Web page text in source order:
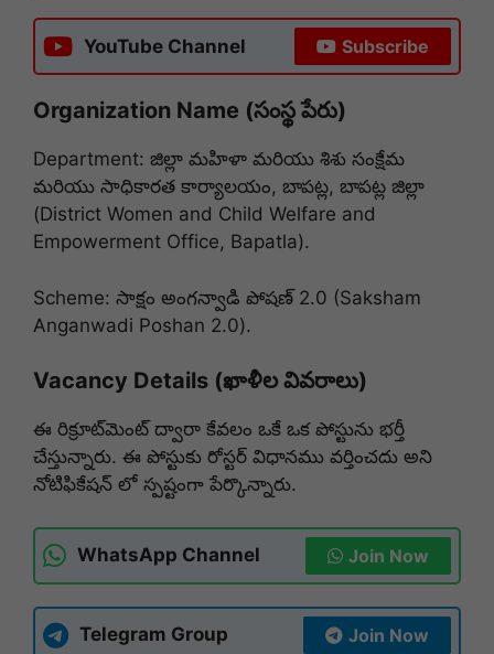
YouTube Channel Subscribe
Organization Name (సంస్థ పేరు)
Department: జిల్లా మహిళా మరియు శిశు సంక్షేమ
మరియు సాధికారత కార్యాలయం, బాపట్ల, బాపట్ల జిల్లా
(District Women and Child Welfare and
Empowerment Office, Bapatla).
Scheme: సాక్షం అంగన్వాడి పోషణ్ 2.0 (Saksham
Anganwadi Poshan 2.0).
Vacancy Details (ఖాళీల వివరాలు)
ఈ రిక్రూట్‌మెంట్ ద్వారా కేవలం ఒకే ఒక పోస్టును భర్తీ
చేస్తున్నారు. ఈ పోస్టుకు రోస్టర్ విధానము వర్తించదు అని
నోటిఫికేషన్ లో స్పష్టంగా పేర్కొన్నారు.
WhatsApp Channel Join Now
Telegram Group Join Now